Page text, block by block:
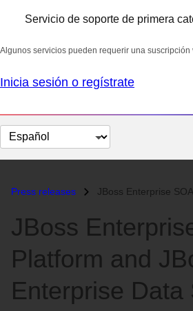
Servicio de soporte de primera
Algunos servicios pueden requerir una suscripción
Inicia sesión o regístrate
Cambiar
el
Press releases JBoss Enterprise SOA Platform and
JBoss
Platform and
Enterprise Data